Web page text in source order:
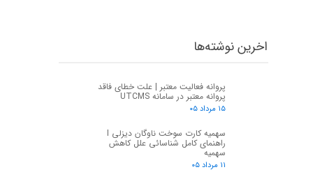
اخرین نوشته‌ها
پروانه فعالیت معتبر | علت خطای فاقد
پروانه معتبر در سامانه UTCMS
۱۵ مرداد ۰۵
سهمیه کارت سوخت ناوگان دیزلی I
راهنمای کامل شناسائی علل کاهش
سهمیه
۱۱ مرداد ۰۵